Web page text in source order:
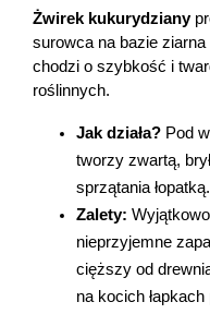
Żwirek kukurydziany
surowca na bazie
chodzi o szybkość i
roślinnych.
Jak działa? Pod
tworzy zwartą,
sprzątania łopatką.
Zalety:
nieprzyjemne
cięższy od
na kocich